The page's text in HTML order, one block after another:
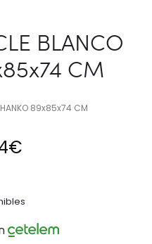
BLANCO
CM
HANKO 89x85x74 CM
€